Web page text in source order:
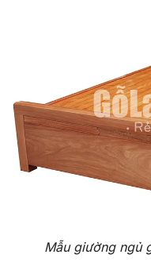
Mẫu giường ngủ